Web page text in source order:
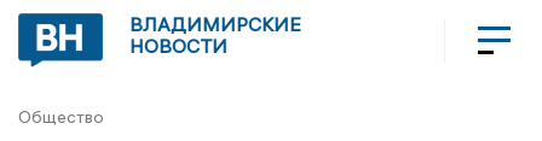
ВЛАДИМИРСКИЕ
НОВОСТИ
Общество